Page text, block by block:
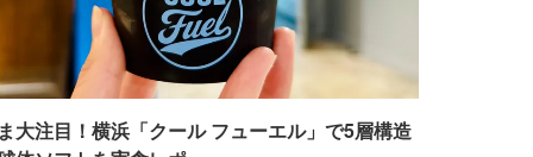
大注目！横浜「クール フューエル」で5層構造